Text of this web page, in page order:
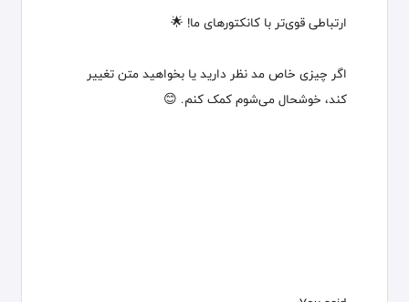
ارتباطی قوی‌تر با کانکتورهای ما! 🌟
اگر چیزی خاص مد نظر دارید یا بخواهید متن تغییر
کند، خوشحال می‌شوم کمک کنم. 😊